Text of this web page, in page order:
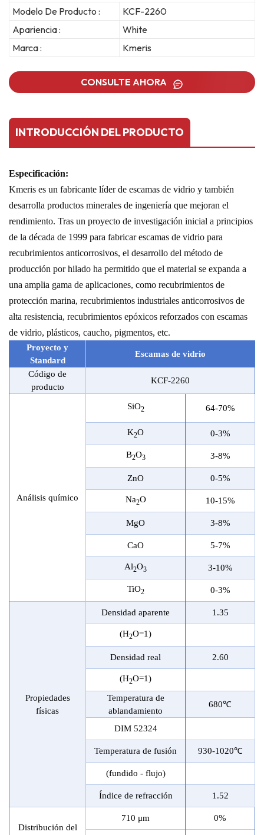
Modelo De Producto :
KCF-2260
Apariencia :
White
Marca :
Kmeris
CONSULTE AHORA
INTRODUCCIÓN DEL PRODUCTO
Especificación:
Kmeris es un fabricante líder de escamas de vidrio y también
desarrolla productos minerales de ingeniería que mejoran el
rendimiento. Tras un proyecto de investigación inicial a principios
de la década de 1999 para fabricar escamas de vidrio para
recubrimientos anticorrosivos, el desarrollo del método de
producción por hilado ha permitido que el material se expanda a
una amplia gama de aplicaciones, como recubrimientos de
protección marina, recubrimientos industriales anticorrosivos de
alta resistencia, recubrimientos epóxicos reforzados con escamas
de vidrio, plásticos, caucho, pigmentos, etc.
Proyecto y
Standard
Escamas de vidrio
Código de
producto
KCF-2260
Análisis químico
SiO2 64-70%
K2O 0-3%
B2O3 3-8%
ZnO 0-5%
Na2O 10-15%
MgO 3-8%
CaO 5-7%
Al2O3 3-10%
TiO2 0-3%
Propiedades
físicas
Densidad aparente 1.35
(H2O=1)
Densidad real 2.60
(H2O=1)
Temperatura de
ablandamiento
680℃
DIM 52324
Temperatura de fusión 930-1020℃
(fundido - flujo)
Índice de refracción 1.52
Distribución del
710 μm 0%